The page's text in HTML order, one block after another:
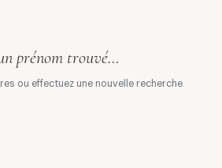
prénom trouvé…
ou effectuez une nouvelle recherche.